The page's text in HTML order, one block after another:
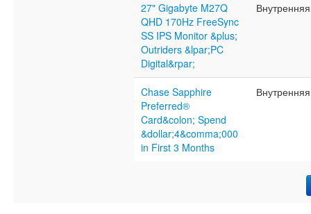
27" Gigabyte M27Q
QHD 170Hz FreeSync
SS IPS Monitor &plus;
Outriders &lpar;PC
Digital&rpar;
Внутренняя
Chase Sapphire
Preferred®
Card&colon; Spend
&dollar;4&comma;000
in First 3 Months
Внутренняя